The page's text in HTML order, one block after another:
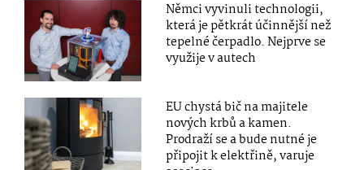
Němci vyvinuli technologii,
která je pětkrát účinnější než
tepelné čerpadlo. Nejprve se
využije v autech
EU chystá bič na majitele
nových krbů a kamen.
Prodraží se a bude nutné je
připojit k elektřině, varuje